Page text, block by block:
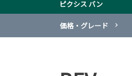
ピクシス バン
価格・グレード